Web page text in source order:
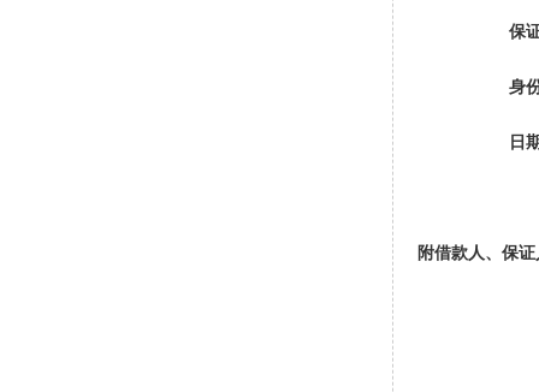
保证期
身份
日期：
附借款人、保